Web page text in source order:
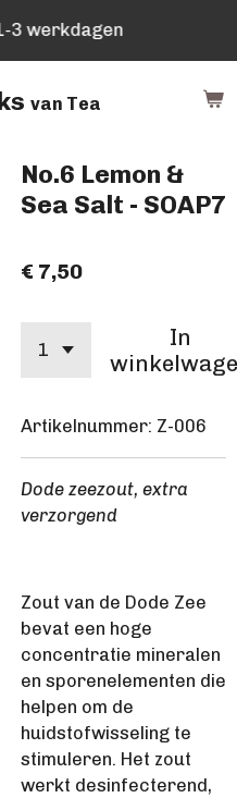
van Tea
3 werkdagen
No.6 Lemon &
Sea Salt - SOAP7
€ 7,50
In
Artikelnummer: Z-006
Dode zeezout, extra
verzorgend
Zout van de Dode Zee
bevat een hoge
concentratie mineralen
en sporenelementen die
helpen om de
huidstofwisseling te
stimuleren. Het zout
werkt desinfecterend,